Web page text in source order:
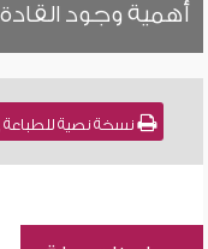
أهمية وجود
نسخة نصية